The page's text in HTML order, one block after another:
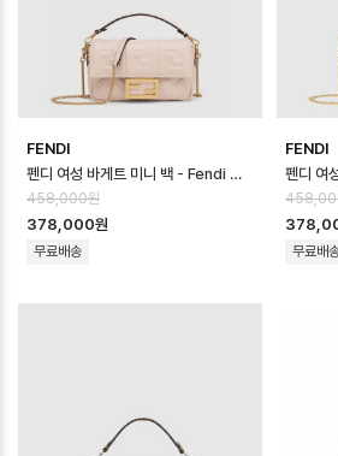
FENDI
펜디 여성 바게트 미니 백 - Fendi Womens Baguette Mini Bag - …
458,000원
378,000원
무료배송
FENDI
무료배